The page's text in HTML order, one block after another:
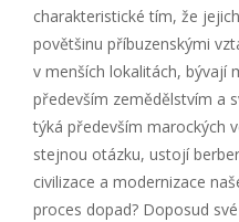
charakteristické tím, že
povětšinu příbuzenskými
v menších lokalitách, bývají
především zemědělstvím a
týká především marockých
stejnou otázku, ustojí
civilizace a modernizace
proces dopad? Doposud